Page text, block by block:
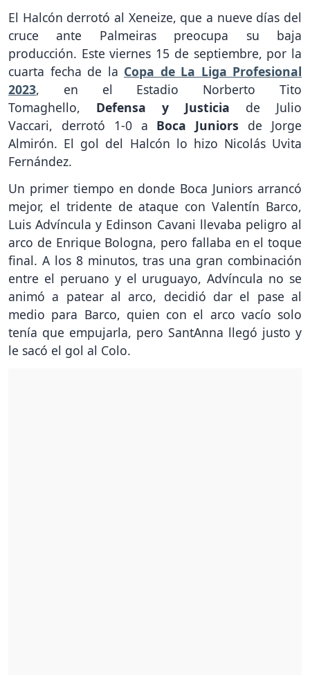
El Halcón derrotó al Xeneize, que a nueve días del
cruce ante Palmeiras preocupa su baja
producción. Este viernes 15 de septiembre, por la
cuarta fecha de la Copa de La Liga Profesional
2023, en el Estadio Norberto Tito
Tomaghello, Defensa y Justicia de Julio
Vaccari,
derrotó 1-0 a Boca Juniors de Jorge
Almirón. El gol del Halcón lo hizo Nicolás Uvita
Fernández.
Un primer tiempo en donde Boca Juniors arrancó
mejor, el tridente de ataque con Valentín Barco,
Luis Advíncula y Edinson Cavani llevaba peligro al
arco de Enrique Bologna, pero fallaba en el toque
final. A los 8 minutos, tras una gran combinación
entre el peruano y el uruguayo, Advíncula no se
animó a patear al arco, decidió dar el pase al
medio para Barco, quien con el arco vacío solo
tenía que empujarla, pero SantAnna llegó justo y
le sacó el gol al Colo.